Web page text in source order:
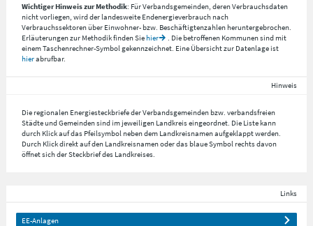
Wichtiger Hinweis zur Methodik: Für Verbandsgemeinden, deren Verbrauchsdaten
nicht vorliegen, wird der landesweite Endenergieverbrauch nach
Verbrauchssektoren über Einwohner- bzw. Beschäftigtenzahlen heruntergebrochen.
Erläuterungen zur Methodik finden Siehier
. Die betroffenen Kommunen sind mit
einem Taschenrechner-Symbol gekennzeichnet. Eine Übersicht zur Datenlage ist
hierabrufbar.
Hinweis
Die regionalen Energiesteckbriefe der Verbandsgemeinden bzw. verbandsfreien
Städte und Gemeinden sind im jeweiligen Landkreis eingeordnet. Die Liste kann
durch Klick auf das Pfeilsymbol neben dem Landkreisnamen aufgeklappt werden.
Durch Klick direkt auf den Landkreisnamen oder das blaue Symbol rechts davon
öffnet sich der Steckbrief des Landkreises.
Links
EE-Anlagen